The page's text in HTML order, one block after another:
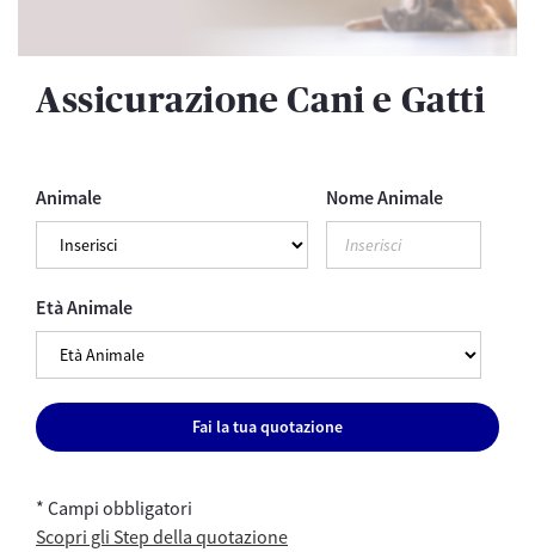
Assicurazione Cani e Gatti
Animale Nome Animale
Età Animale
Fai la tua quotazione
* Campi obbligatori
Scopri gli Step della quotazione